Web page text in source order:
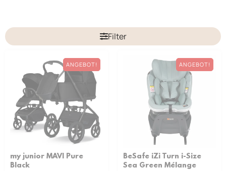
Filter
ANGEBOT!
my junior MAVI Pure
Black
ANGEBOT!
BeSafe iZi Turn i-Size
Sea Green Mélange